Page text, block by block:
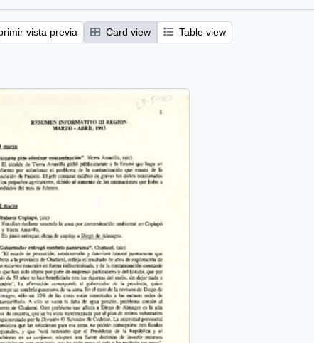
vista previa Card view Table view